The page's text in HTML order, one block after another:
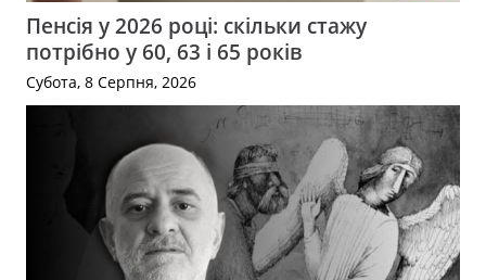
Пенсія у 2026 році: скільки стажу
потрібно у 60, 63 і 65 років
Субота, 8 Серпня, 2026